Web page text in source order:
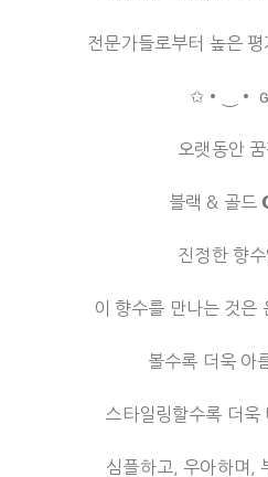
전문가들로부터 높은
✩•‿•
오랫동안
블랙 & 골드
진정한 향
이 향수를 만나는 것은
볼수록 더욱 아
스타일링할수록 더욱
심플하고, 우아하며,